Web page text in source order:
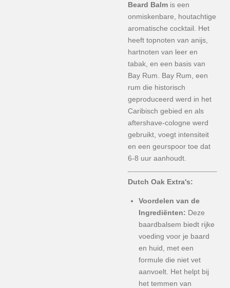
Beard Balm is een
onmiskenbare, houtachtige
aromatische cocktail. Het
heeft topnoten van anijs,
hartnoten van leer en
tabak, en een basis van
Bay Rum. Bay Rum, een
rum die historisch
geproduceerd werd in het
Caribisch gebied en als
aftershave-cologne werd
gebruikt, voegt intensiteit
en een geurspoor toe dat
6-8 uur aanhoudt.
Dutch Oak Extra's:
Voordelen van de
Ingrediënten: Deze
baardbalsem biedt rijke
voeding voor je baard
en huid, met een
formule die niet vet
aanvoelt. Het helpt bij
het temmen van